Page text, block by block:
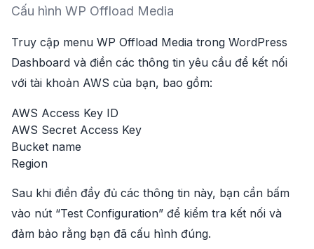
Cấu hình WP Offload Media
Truy cập menu WP Offload Media trong WordPress
Dashboard và điền các thông tin yêu cầu để kết nối
với tài khoản AWS của bạn, bao gồm:
AWS Access Key ID
AWS Secret Access Key
Bucket name
Region
Sau khi điền đầy đủ các thông tin này, bạn cần bấm
vào nút “Test Configuration” để kiểm tra kết nối và
đảm bảo rằng bạn đã cấu hình đúng.